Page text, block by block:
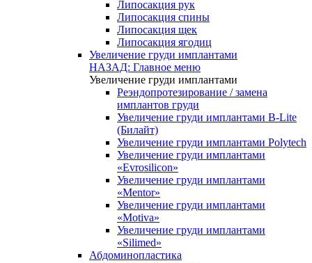
Липосакция рук
Липосакция спины
Липосакция щек
Липосакция ягодиц
Увеличение груди имплантами
НАЗАД: Главное меню
Увеличение груди имплантами
Реэндопротезирование / замена
имплантов груди
Увеличение груди имплантами B-Lite
(Билайт)
Увеличение груди имплантами Polytech
Увеличение груди имплантами
«Evrosilicon»
Увеличение груди имплантами
«Mentor»
Увеличение груди имплантами
«Motiva»
Увеличение груди имплантами
«Silimed»
Абдоминопластика